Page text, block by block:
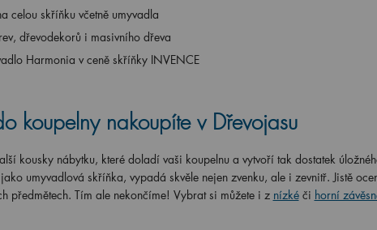
celou skříňku včetně umyvadla
dřevodekorů i masivního dřeva
Harmonia v ceně skříňky INVENCE
koupelny nakoupíte v Dřevojasu
kousky nábytku, které doladí vaši koupelnu a vytvoří tak dostatek
umyvadlová skříňka, vypadá skvěle nejen zvenku, ale i zevnitř. Jistě
předmětech. Tím ale nekončíme! Vybrat si můžete i z nízké či horní